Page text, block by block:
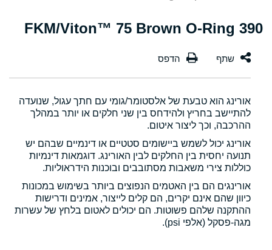
390 FKM/Viton™ 75 Brown O-Ring
אורינג הוא טבעת של אלסטומר/גומי עם חתך עגול, שנועדה
להתיישב בחריץ ולהידחס בין שני חלקים או יותר במהלך
ההרכבה, וכך ליצור איטום.
אורינג יכול לשמש ביישומים סטטיים או דינמיים שבהם יש
תנועה יחסית בין החלקים לבין האורינג. דוגמאות דינמיות
כוללות צירי משאבות מסתובבים ובוכנות הידראוליות.
אורינגים הם בין האטמים הנפוצים ביותר בשימוש במכונות
כיוון שהם אינם יקרים, הם קלים לייצור, אמינים ודרישות
ההתקנה שלהם פשוטות. הם יכולים לאטום בלחץ של עשרות
מגה-פסקל (אלפי psi).